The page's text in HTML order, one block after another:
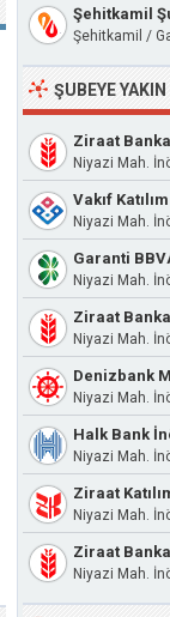
Şehitkamil
Şehitkamil /
ŞUBEYE
Ziraat
Vakıf
Garanti
Ziraat
Denizbank
Halk Bank
Ziraat
Niyazi Mah.
Ziraat